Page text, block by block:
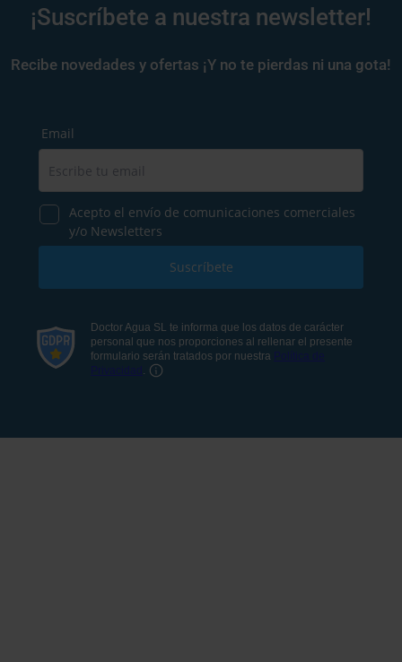
¡Suscríbete a nuestra newsletter!
Recibe novedades y ofertas ¡Y no te pierdas ni una gota!